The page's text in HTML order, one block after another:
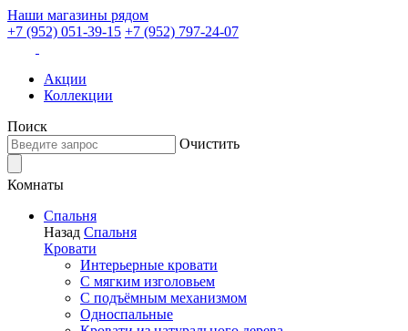
Наши магазины рядом
+7 (952) 051-39-15 +7 (952) 797-24-07
Акции
Коллекции
Поиск
Очистить
Комнаты
Спальня
Назад Спальня
Кровати
Интерьерные кровати
С мягким изголовьем
С подъёмным механизмом
Односпальные